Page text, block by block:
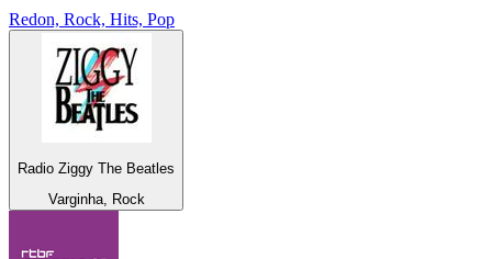
Redon, Rock, Hits, Pop
Radio Ziggy The Beatles
Varginha, Rock